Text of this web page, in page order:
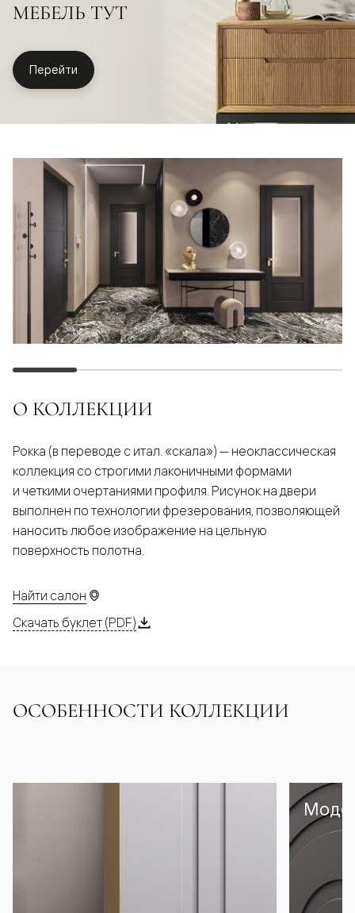
МЕБЕЛЬ ТУТ
Перейти
О КОЛЛЕКЦИИ
Рокка (в переводе с итал. «скала») — неоклассическая
коллекция со строгими лаконичными формами
и четкими очертаниями профиля. Рисунок на двери
выполнен по технологии фрезерования, позволяющей
наносить любое изображение на цельную
поверхность полотна.
Найти салон
Скачать буклет (PDF)
ОСОБЕННОСТИ КОЛЛЕКЦИИ